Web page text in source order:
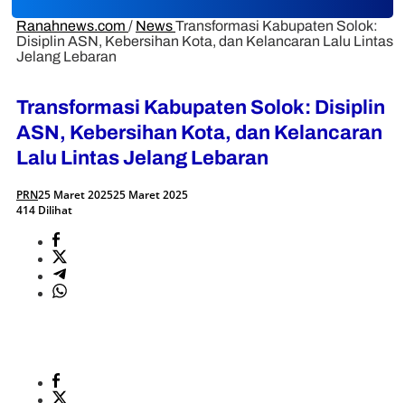
Ranahnews.com / NewsTransformasi Kabupaten Solok:
Disiplin ASN, Kebersihan Kota, dan Kelancaran Lalu Lintas
Jelang Lebaran
Transformasi Kabupaten Solok: Disiplin
ASN, Kebersihan Kota, dan Kelancaran
Lalu Lintas Jelang Lebaran
PRN25 Maret 202525 Maret 2025
414 Dilihat